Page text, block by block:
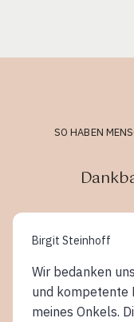
SO HABEN
Birgit Steinhoff
Wir bedanken
und kompetente
meines Onkels.